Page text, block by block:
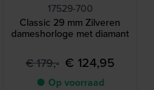
17529-700
Classic 29 mm Zilveren
dameshorloge met diamant
€ 179,- € 124,95
● Op voorraad